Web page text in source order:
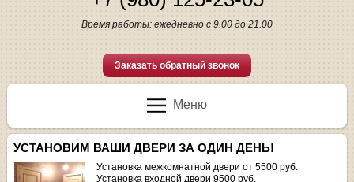
Время работы: ежедневно с 9.00 до 21.00
Заказать обратный звонок
Меню
УСТАНОВИМ ВАШИ ДВЕРИ ЗА ОДИН ДЕНЬ!
Установка межкомнатной двери от 5500 руб.
Установка входной двери 9500 руб.